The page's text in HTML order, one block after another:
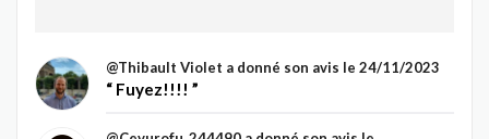
@Thibault Violet a donné son avis le 24/11/2023
Fuyez!!!!